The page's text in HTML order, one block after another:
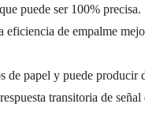
puede ser 100% precisa.
de empalme
de papel y puede producir
transitoria de